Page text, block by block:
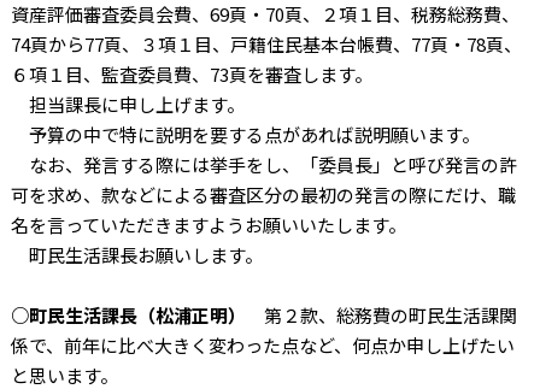
資産評価審査委員会費、69頁・70頁、２項１目、税務総務費、
74頁から77頁、３項１目、戸籍住民基本台帳費、77頁・78頁、
６項１目、監査委員費、73頁を審査します。
担当課長に申し上げます。
予算の中で特に説明を要する点があれば説明願います。
なお、発言する際には挙手をし、「委員長」と呼び発言の許
可を求め、款などによる審査区分の最初の発言の際にだけ、職
名を言っていただきますようお願いいたします。
町民生活課長お願いします。
○町民生活課長（松浦正明）
第２款、総務費の町民生活課関
係で、前年に比べ大きく変わった点など、何点か申し上げたい
と思います。